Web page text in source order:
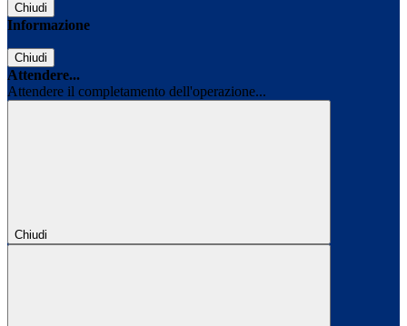
Chiudi
Informazione
Chiudi
Attendere...
Attendere il completamento dell'operazione...
Chiudi